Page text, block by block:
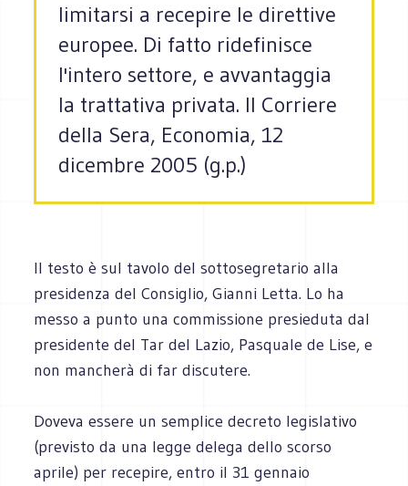
limitarsi a recepire le direttive
europee. Di fatto ridefinisce
l'intero settore, e avvantaggia
la trattativa privata. Il Corriere
della Sera, Economia, 12
dicembre 2005 (g.p.)
Il testo è sul tavolo del sottosegretario alla
presidenza del Consiglio, Gianni Letta. Lo ha
messo a punto una commissione presieduta dal
presidente del Tar del Lazio, Pasquale de Lise, e
non mancherà di far discutere.
Doveva essere un semplice decreto legislativo
(previsto da una legge delega dello scorso
aprile) per recepire, entro il 31 gennaio